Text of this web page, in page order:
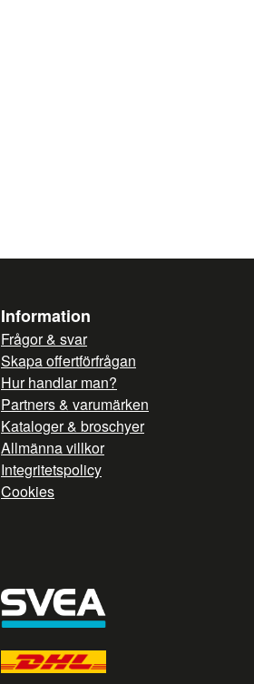
Information
Frågor & svar
Skapa offertförfrågan
Hur handlar man?
Partners & varumärken
Kataloger & broschyer
Allmänna villkor
Integritetspolicy
Cookies